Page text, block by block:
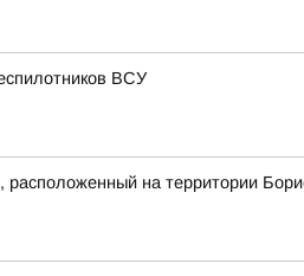
ВСУ
на территории